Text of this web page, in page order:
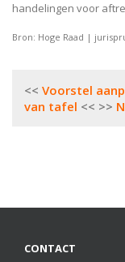
handelingen voor
Bron: Hoge Raad |
Bericht
navigatie
Voorstel
van tafel
CONTACT